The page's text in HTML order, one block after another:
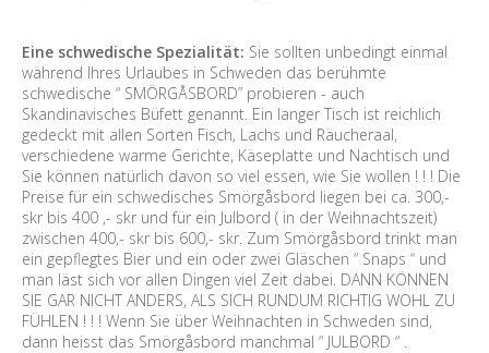
Eine schwedische Spezialität: Sie sollten unbedingt einmal
während Ihres Urlaubes in Schweden das berühmte
schwedische “ SMÖRGÅSBORD” probieren - auch
Skandinavisches Büfett genannt. Ein langer Tisch ist reichlich
gedeckt mit allen Sorten Fisch, Lachs und Räucheraal,
verschiedene warme Gerichte, Käseplatte und Nachtisch und
Sie können natürlich davon so viel essen, wie Sie wollen ! ! ! Die
Preise für ein schwedisches Smörgåsbord liegen bei ca. 300,-
skr bis 400 ,- skr und für ein Julbord ( in der Weihnachtszeit)
zwischen 400,- skr bis 600,- skr. Zum Smörgåsbord trinkt man
ein gepflegtes Bier und ein oder zwei Gläschen “ Snaps “ und
man läst sich vor allen Dingen viel Zeit dabei. DANN KÖNNEN
SIE GAR NICHT ANDERS, ALS SICH RUNDUM RICHTIG WOHL ZU
FÜHLEN ! ! ! Wenn Sie über Weihnachten in Schweden sind,
dann heisst das Smörgåsbord manchmal “ JULBORD “ .